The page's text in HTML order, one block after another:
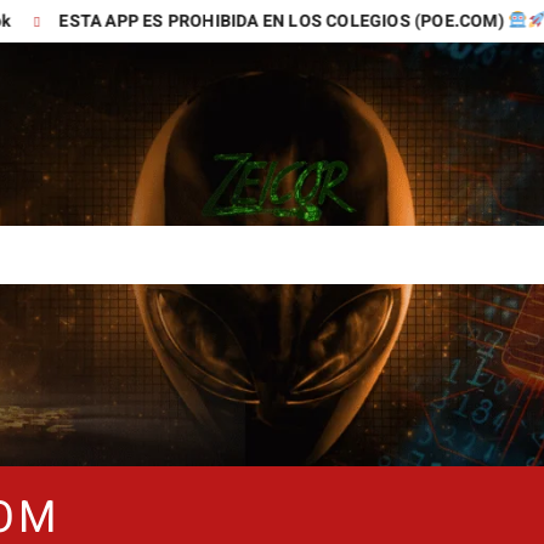
APP ES PROHIBIDA EN LOS COLEGIOS (POE.COM)